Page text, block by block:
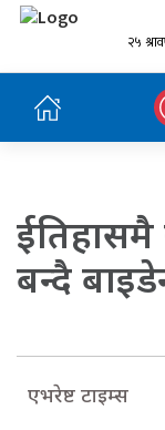
२५
ईतिहासमै
बन्दै
एभरेष्ट टाइम्स